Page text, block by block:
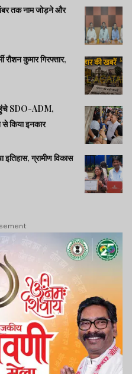
तक नाम जोड़ने और
SDO-ADM,
किया इनकार
ग्रामीण विकास